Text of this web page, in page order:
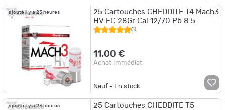
ajouté il y a 23 heures
25 Cartouches CHEDDITE T4 Mach3
HV FC 28Gr Cal 12/70 Pb 8.5
(1)
11,00 €
Achat Immédiat
Neuf - En stock
ajouté il y a 23 heures
25 Cartouches CHEDDITE T5